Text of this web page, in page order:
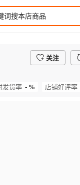
关注
发货率 - % 店铺好评率